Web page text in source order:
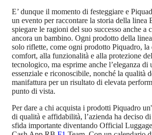
E’ dunque il momento di festeggiare e
un evento per raccontare la storia della linea
spiegare le ragioni del suo successo anche a
ancora un bambino. Ogni prodotto della
solo riflette, come ogni prodotto Piquadro, la
comfort, alla funzionalità e alla protezione
tecnologico, ma esprime anche l’eleganza di
essenziale e riconoscibile, nonché la qualità
manifattura per un risultato di elevata
punto di vista.
Per dare a chi acquista i prodotti Piquadro
di qualità e affidabilità, l’azienda ha deciso
sfida importante diventando Official